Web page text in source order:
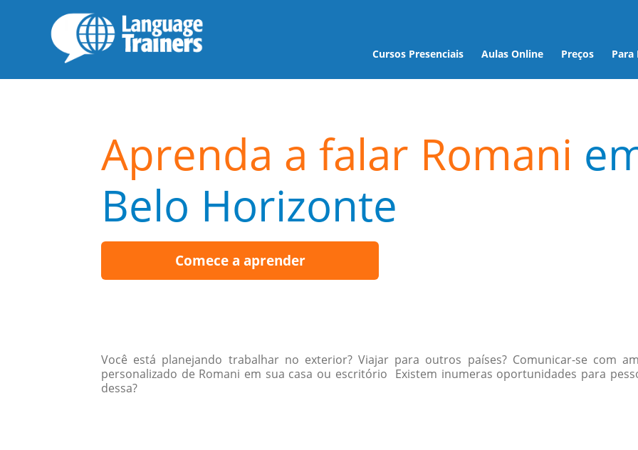
Cursos Presenciais Aulas Online Preços Para
Aprenda a falar Romani
Belo Horizonte
Comece a aprender
Você está planejando trabalhar no exterior? Viajar para outros países? Comunicar-se com
personalizado de Romani em sua casa ou escritório Existem inumeras oportunidades para
dessa?